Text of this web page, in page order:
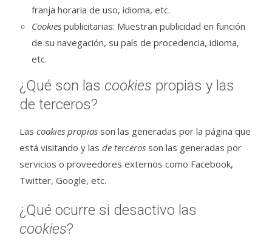
franja horaria de uso, idioma, etc.
Cookies publicitarias: Muestran publicidad en función
de su navegación, su país de procedencia, idioma,
etc.
¿Qué son las cookies propias y las
de terceros?
Lascookies propias son las generadas por la página que
está visitando y lasde terceros son las generadas por
servicios o proveedores externos como Facebook,
Twitter, Google, etc.
¿Qué ocurre si desactivo las
cookies?